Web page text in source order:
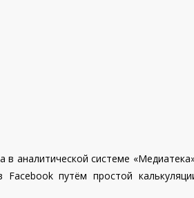
аналитической системе
путём простой